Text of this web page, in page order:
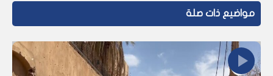
مواضيع ذات صلة